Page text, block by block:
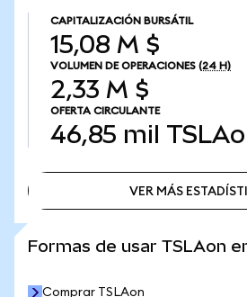
CAPITALIZACIÓN BURSÁTIL
15,08 M $
VOLUMEN DE OPERACIONES (24 H)
2,33 M $
OFERTA CIRCULANTE
46,85 mil
VER MÁS
Formas de usar TSLAon
Comprar TSLAon